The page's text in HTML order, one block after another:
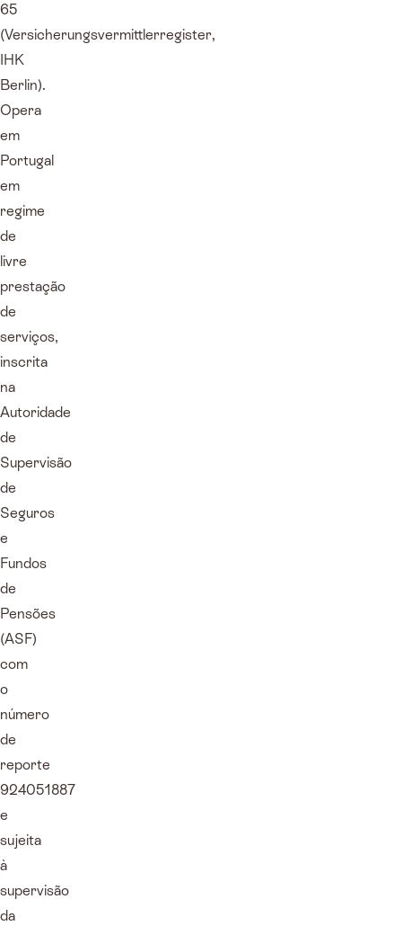
65
(Versicherungsvermittlerregister,
IHK
Berlin).
Opera
em
Portugal
em
regime
de
livre
prestação
de
serviços,
inscrita
na
Autoridade
de
Supervisão
de
Seguros
e
Fundos
de
Pensões
(ASF)
com
o
número
de
reporte
924051887
e
sujeita
à
supervisão
da